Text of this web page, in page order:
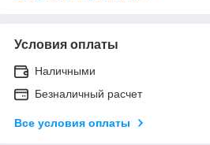
Условия оплаты
Наличными
Безналичный расчет
Все условия оплаты